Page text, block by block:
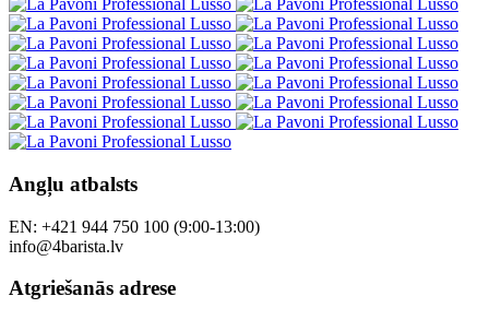
Angļu atbalsts
EN: +421 944 750 100 (9:00-13:00)
info@4barista.lv
Atgriešanās adrese